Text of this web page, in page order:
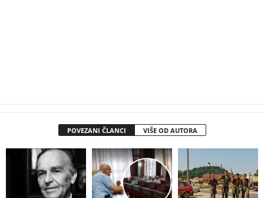
POVEZANI ČLANCI VIŠE OD AUTORA